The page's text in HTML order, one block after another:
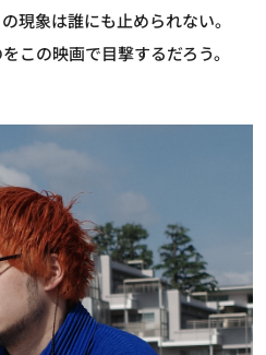
現象は誰にも止められない。
この映画で目撃するだろう。